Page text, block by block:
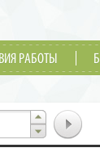
РАБОТЫ